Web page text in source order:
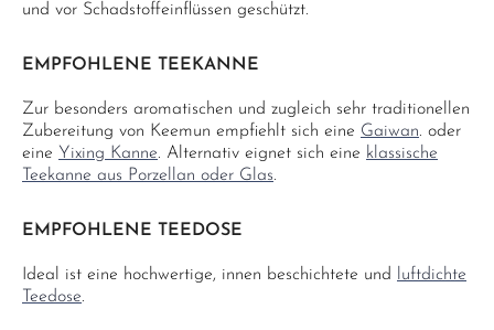
und vor Schadstoffeinflüssen geschützt.
EMPFOHLENE TEEKANNE
Zur besonders aromatischen und zugleich sehr traditionellen
Zubereitung von Keemun empfiehlt sich eine Gaiwan. oder
eine Yixing Kanne. Alternativ eignet sich eine klassische
Teekanne aus Porzellan oder Glas.
EMPFOHLENE TEEDOSE
Ideal ist eine hochwertige, innen beschichtete und
luftdichte
Teedose.